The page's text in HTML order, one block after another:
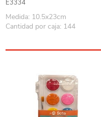
E3334
Medida: 10.5x23cm
Cantidad por caja: 144